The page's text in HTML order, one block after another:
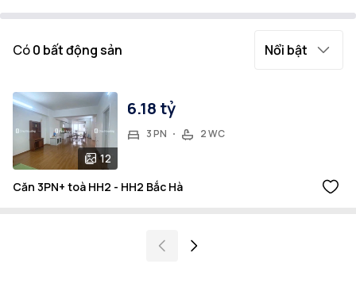
Có0 bất động sản Nổi bật
12
6.18 tỷ
3 PN 2 WC
Căn 3PN+ toà HH2 - HH2 Bắc Hà